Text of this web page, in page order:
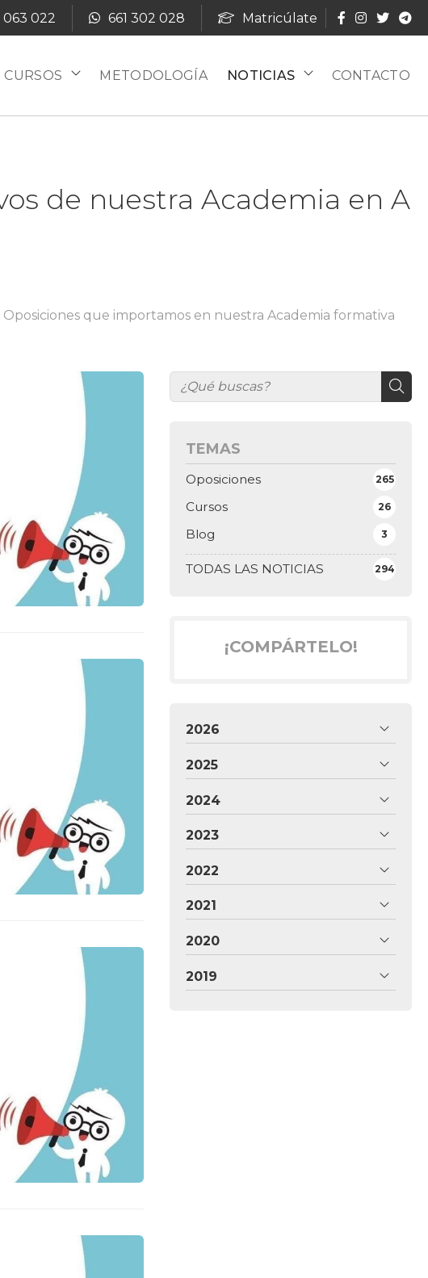
063 022 661 302 028 Matricúlate
CURSOS METODOLOGÍA NOTICIAS CONTACTO
de nuestra Academia en A
que importamos en nuestra Academia formativa
TEMAS
TODAS LAS NOTICIAS 294
Oposiciones 265
Cursos 26
Blog 3
¡COMPÁRTELO!
2026
2025
2024
2023
2022
2021
2020
2019